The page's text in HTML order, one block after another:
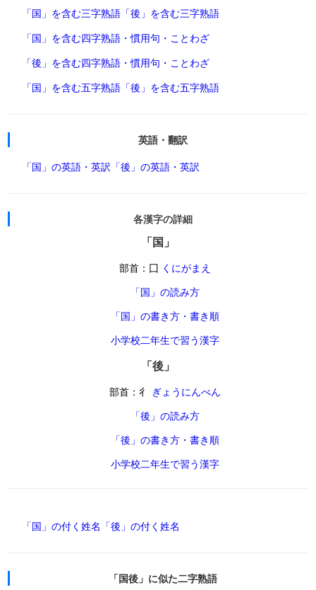
「国」を含む三字熟語 「後」を含む三字熟語
「国」を含む四字熟語・慣用句・ことわざ
「後」を含む四字熟語・慣用句・ことわざ
「国」を含む五字熟語 「後」を含む五字熟語
英語・翻訳
「国」の英語・英訳 「後」の英語・英訳
各漢字の詳細
「国」
部首：囗 くにがまえ
「国」の読み方
「国」の書き方・書き順
小学校二年生で習う漢字
「後」
部首：彳 ぎょうにんべん
「後」の読み方
「後」の書き方・書き順
小学校二年生で習う漢字
「国」の付く姓名 「後」の付く姓名
「国後」に似た二字熟語